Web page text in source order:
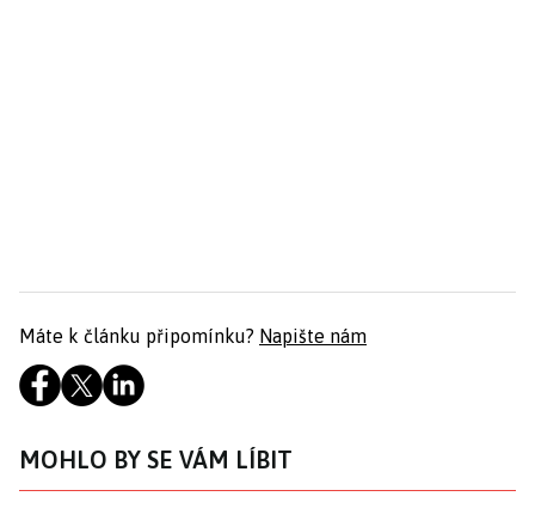
Máte k článku připomínku? Napište nám
MOHLO BY SE VÁM LÍBIT